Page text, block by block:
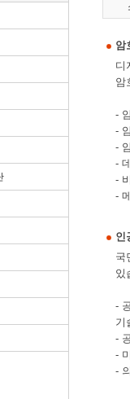
암
디
암
-
-
-
-
-
-
인
국
있
-
기
-
-
-